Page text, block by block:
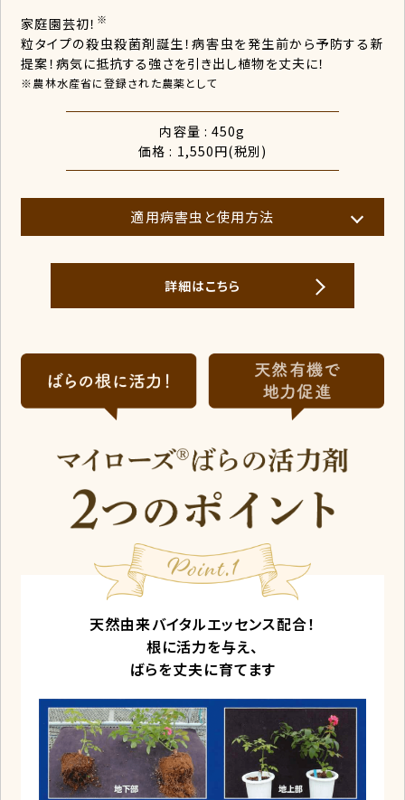
家庭園芸初！ ※
粒タイプの殺虫殺菌剤誕生！病害虫を発生前から予防する新
提案！病気に抵抗する強さを引き出し植物を丈夫に！
※農林水産省に登録された農薬として
内容量 : 450g
価格 : 1,550円(税別)
適用病害虫と使用方法
詳細はこちら
天然由来バイタルエッセンス配合！
根に活力を与え、
ばらを丈夫に育てます